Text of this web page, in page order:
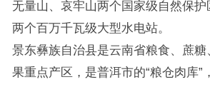
无量山、哀牢山两个国家级自然保护
两个百万千瓦级大型水电站。
景东彝族自治县是云南省粮食、蔗
果重点产区，是普洱市的“粮仓肉库”